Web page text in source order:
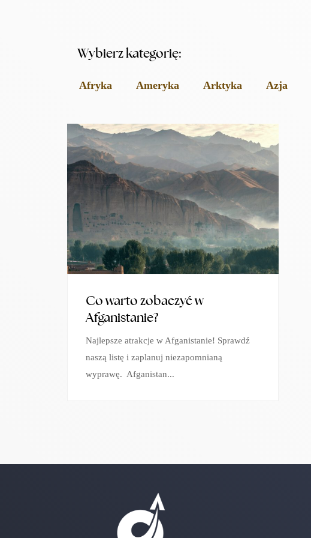
Wybierz kategorię:
Afryka Ameryka Arktyka Azja
Co warto zobaczyć w
Afganistanie?
Najlepsze atrakcje w Afganistanie! Sprawdź
naszą listę i zaplanuj niezapomnianą
wyprawę. Afganistan...